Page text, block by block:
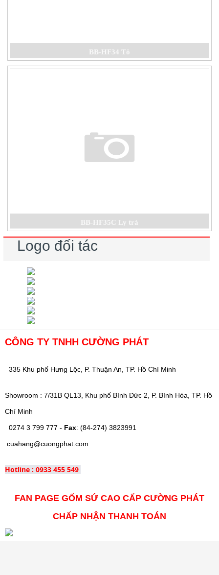
BB-HF34 Tô
BB-HF35C Ly trà
Logo đối tác
CÔNG TY TNHH CƯỜNG PHÁT
335 Khu phố Hưng Lộc, P. Thuận An, TP. Hồ Chí Minh
Showroom : 7/31B QL13, Khu phố Bình Đức 2, P. Bình Hòa, TP. Hồ
Chí Minh
0274 3 799 777 - Fax: (84-274) 3823991
cuahang@cuongphat.com
Hotline : 0933 455 549
FAN PAGE GỐM SỨ CAO CẤP CƯỜNG PHÁT
CHẤP NHẬN THANH TOÁN